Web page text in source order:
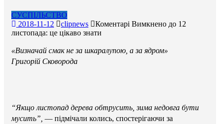
СУСПІЛЬСТВО
2018-11-12
clipnews Коментарі Вимкнено до 12
листопада: це цікаво знати
«Визначай смак не за шкаралупою, а за ядром»
Григорій Сковорода
“Якщо листопад дерева обтрусить, зима недовга бути
мусить”, — підмічали колись, спостерігаючи за